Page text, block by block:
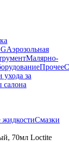
Аэрозольная
Малярно-
Прочее
ухода за
салона
жидкостиСмазки
70мл Loctite